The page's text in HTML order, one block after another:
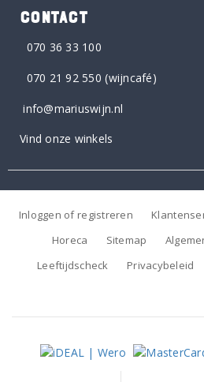
CONTACT
070 36 33 100
070 21 92 550 (wijncafé)
info@mariuswijn.nl
Vind onze winkels
Inloggen of registreren
Horeca
Sitemap
Leeftijdscheck
Privacybeleid